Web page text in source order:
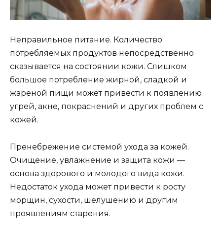
Неправильное питание. Количество
потребляемых продуктов непосредственно
сказывается на состоянии кожи. Слишком
большое потребление жирной, сладкой и
жареной пищи может привести к появлению
угрей, акне, покраснений и других проблем с
кожей.
Пренебрежение системой ухода за кожей.
Очищение, увлажнение и защита кожи —
основа здорового и молодого вида кожи.
Недостаток ухода может привести к росту
морщин, сухости, шелушению и другим
проявлениям старения.